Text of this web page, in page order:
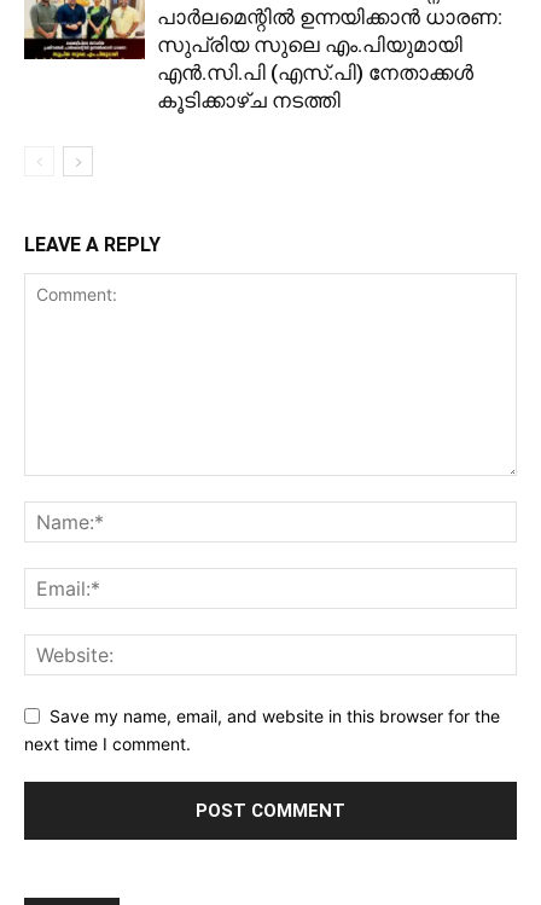
പാർലമെന്റിൽ ഉന്നയിക്കാൻ ധാരണ:
സുപ്രിയ സുലെ എം.പിയുമായി
എൻ.സി.പി (എസ്.പി) നേതാക്കൾ
കൂടിക്കാഴ്ച നടത്തി
LEAVE A REPLY
Save my name, email, and website in this browser for the
next time I comment.